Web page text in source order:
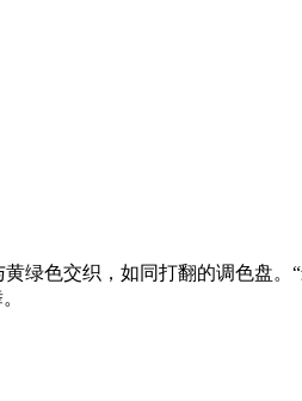
绿色交织，如同打翻的调色盘